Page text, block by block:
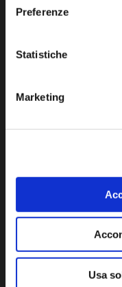
Preferenze
Statistiche
Marketing
Usa
P.E.C.